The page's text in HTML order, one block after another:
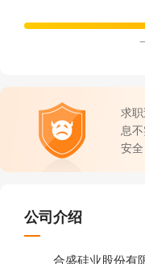
求
息
安
公司介绍
合盛硅业股份有限